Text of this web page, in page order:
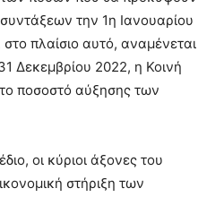
την 1η Ιανουαρίου
πλαίσιο αυτό, αναμένεται
Δεκεμβρίου 2022, η Κοινή
ποσοστό αύξησης των
οι κύριοι άξονες του
στήριξη των